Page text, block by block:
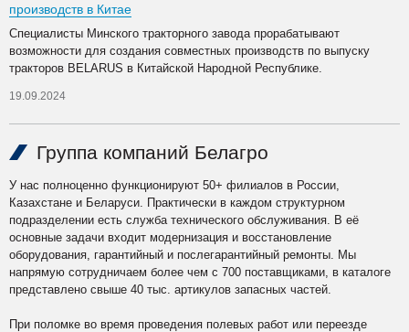
производств в Китае
Специалисты Минского тракторного завода прорабатывают
возможности для создания совместных производств по выпуску
тракторов BELARUS в Китайской Народной Республике.
19.09.2024
Группа компаний Белагро
У нас полноценно функционируют 50+ филиалов в России,
Казахстане и Беларуси. Практически в каждом структурном
подразделении есть служба технического обслуживания. В её
основные задачи входит модернизация и восстановление
оборудования, гарантийный и послегарантийный ремонты. Мы
напрямую сотрудничаем более чем с 700 поставщиками, в каталоге
представлено свыше 40 тыс. артикулов запасных частей.
При поломке во время проведения полевых работ или переезде